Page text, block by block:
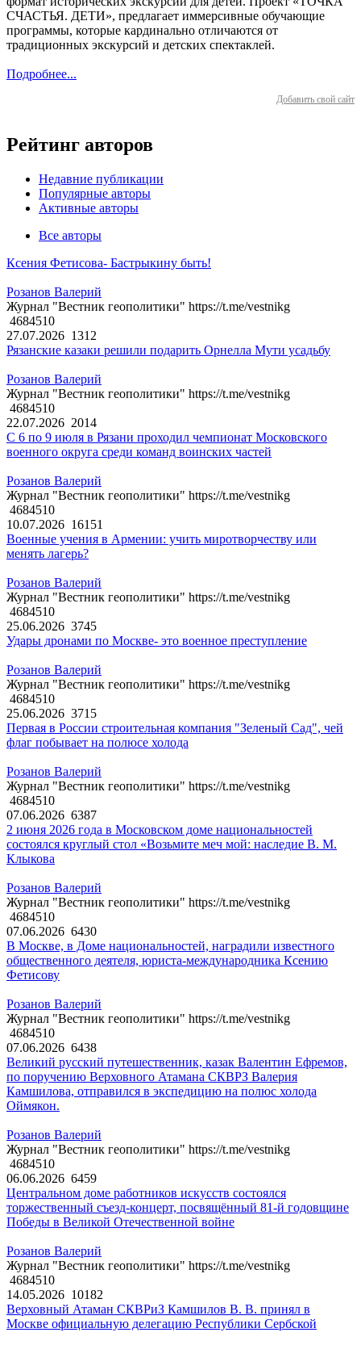
СЧАСТЬЯ. ДЕТИ», предлагает иммерсивные обучающие
программы, которые кардинально отличаются от
традиционных экскурсий и детских спектаклей.
Подробнее...
Добавить свой сайт
Рейтинг авторов
Недавние публикации
Популярные авторы
Активные авторы
Все авторы
Ксения Фетисова- Бастрыкину быть!
Розанов Валерий
Журнал "Вестник геополитики" https://t.me/vestnikg
4684510
27.07.2026 1312
Рязанские казаки решили подарить Орнелла Мути усадьбу
Розанов Валерий
Журнал "Вестник геополитики" https://t.me/vestnikg
4684510
22.07.2026 2014
С 6 по 9 июля в Рязани проходил чемпионат Московского
военного округа среди команд воинских частей
Розанов Валерий
Журнал "Вестник геополитики" https://t.me/vestnikg
4684510
10.07.2026 16151
Военные учения в Армении: учить миротворчеству или
менять лагерь?
Розанов Валерий
Журнал "Вестник геополитики" https://t.me/vestnikg
4684510
25.06.2026 3745
Удары дронами по Москве- это военное преступление
Розанов Валерий
Журнал "Вестник геополитики" https://t.me/vestnikg
4684510
25.06.2026 3715
Первая в России строительная компания "Зеленый Сад", чей
флаг побывает на полюсе холода
Розанов Валерий
Журнал "Вестник геополитики" https://t.me/vestnikg
4684510
07.06.2026 6387
2 июня 2026 года в Московском доме национальностей
состоялся круглый стол «Возьмите меч мой: наследие В. М.
Клыкова
Розанов Валерий
Журнал "Вестник геополитики" https://t.me/vestnikg
4684510
07.06.2026 6430
В Москве, в Доме национальностей, наградили известного
общественного деятеля, юриста-международника Ксению
Фетисову
Розанов Валерий
Журнал "Вестник геополитики" https://t.me/vestnikg
4684510
07.06.2026 6438
Великий русский путешественник, казак Валентин Ефремов,
по поручению Верховного Атамана СКВРЗ Валерия
Камшилова, отправился в экспедицию на полюс холода
Оймякон.
Розанов Валерий
Журнал "Вестник геополитики" https://t.me/vestnikg
4684510
06.06.2026 6459
Центральном доме работников искусств состоялся
торжественный съезд-концерт, посвящённый 81-й годовщине
Победы в Великой Отечественной войне
Розанов Валерий
Журнал "Вестник геополитики" https://t.me/vestnikg
4684510
14.05.2026 10182
Верховный Атаман СКВРиЗ Камшилов В. В. принял в
Москве официальную делегацию Республики Сербской